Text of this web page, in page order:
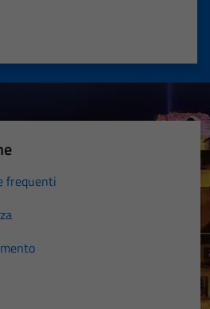
stelle su 5
su 5
5
frequenti